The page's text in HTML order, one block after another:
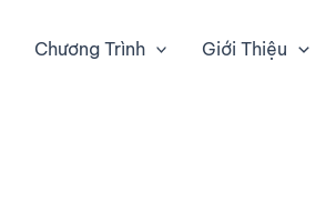
Chương Trình Giới Thiệu